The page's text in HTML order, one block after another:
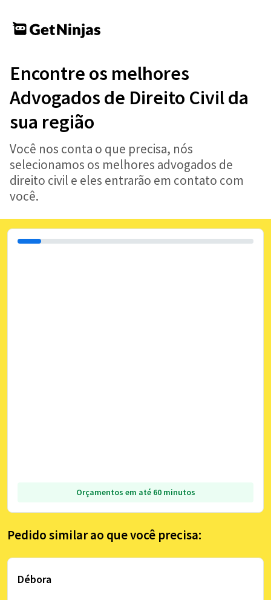
Encontre os melhores
Advogados de Direito Civil da
sua região
Você nos conta o que precisa, nós
selecionamos os melhores advogados de
direito civil e eles entrarão em contato com
você.
Orçamentos em até 60 minutos
Pedido similar ao que você precisa:
Débora